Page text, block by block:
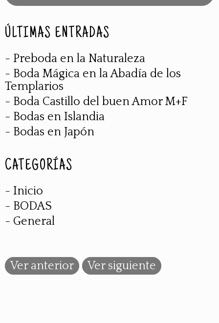
ÚLTIMAS ENTRADAS
- Preboda en la Naturaleza
- Boda Mágica en la Abadía de los
Templarios
- Boda Castillo del buen Amor M+F
- Bodas en Islandia
- Bodas en Japón
CATEGORÍAS
- Inicio
- BODAS
- General
Ver anterior Ver siguiente